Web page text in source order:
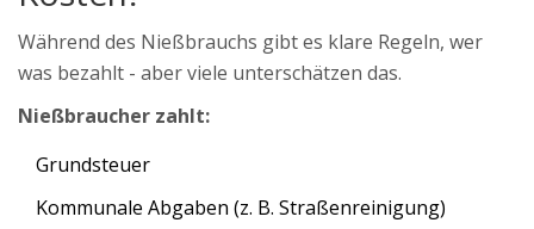
Während des Nießbrauchs gibt es klare Regeln, wer
was bezahlt - aber viele unterschätzen das.
Nießbraucher zahlt:
Grundsteuer
Kommunale Abgaben (z. B. Straßenreinigung)